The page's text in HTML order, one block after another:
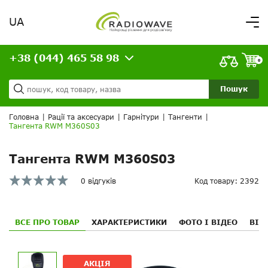
Вітаємо,
увійдіть в особистий кабінет
Доставка та оплата
Кредит
Статті
ВАШЕ ЗАМОВЛЕННЯ
UA
Пошук
+38 (044) 465 58 98 0
Головна Рації та аксесуари Гарнітури Тангенти
Тангента RWM M360S03
Тангента RWM M360S03
0 відгуків Код товару: 2392
ВСЕ ПРО ТОВАР ХАРАКТЕРИСТИКИ ФОТО І ВІДЕО
АКЦІЯ